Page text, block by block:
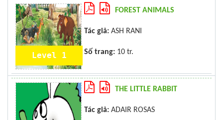
Level 1
FOREST ANIMALS
Tác giả: ASH RANI
Số trang: 10 tr.
THE LITTLE RABBIT
Tác giả: ADAIR ROSAS